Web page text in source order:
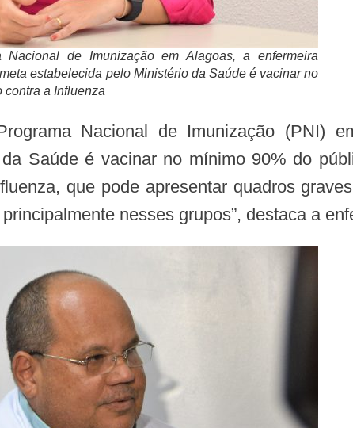
Nacional de Imunização em Alagoas, a enfermeira
estabelecida pelo Ministério da Saúde é vacinar no
a Influenza
Saúde é vacinar no mínimo 90% do
que pode apresentar quadros
nesses grupos”, destaca a